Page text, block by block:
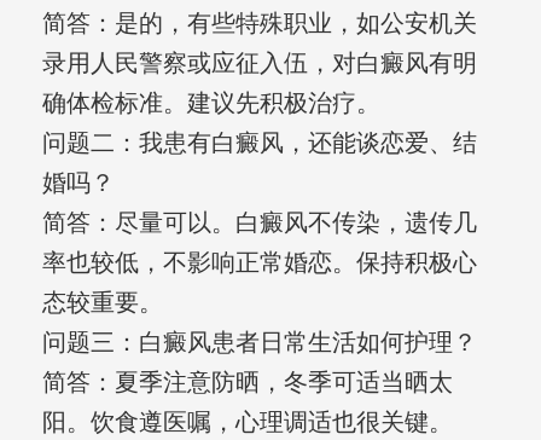
简答：是的，有些特殊职业，如公安机关
录用人民警察或应征入伍，对白癜风有明
确体检标准。建议先积极治疗。
问题二：我患有白癜风，还能谈恋爱、结
婚吗？
简答：尽量可以。白癜风不传染，遗传几
率也较低，不影响正常婚恋。保持积极心
态较重要。
问题三：白癜风患者日常生活如何护理？
简答：夏季注意防晒，冬季可适当晒太
阳。饮食遵医嘱，心理调适也很关键。